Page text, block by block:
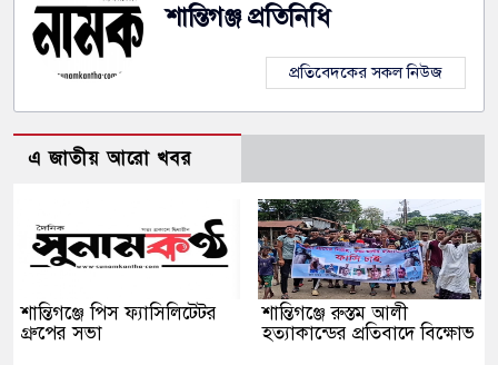
শান্তিগঞ্জ প্রতিনিধি
প্রতিবেদকের সকল নিউজ
এ জাতীয় আরো খবর
শান্তিগঞ্জে পিস ফ্যাসিলিটেটর
গ্রুপের সভা
শান্তিগঞ্জে রুস্তম আলী
হত্যাকান্ডের প্রতিবাদে বিক্ষোভ